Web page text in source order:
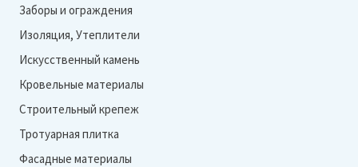
Заборы и ограждения
Изоляция, Утеплители
Искусственный камень
Кровельные материалы
Строительный крепеж
Тротуарная плитка
Фасадные материалы